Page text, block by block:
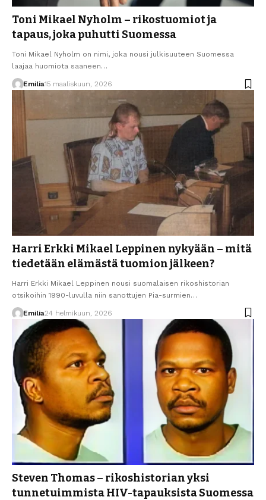
Toni Mikael Nyholm – rikostuomiot ja
tapaus, joka puhutti Suomessa
Toni Mikael Nyholm on nimi, joka nousi julkisuuteen Suomessa
laajaa huomiota saaneen…
Emilia15 maaliskuun, 2026
Harri Erkki Mikael Leppinen nykyään – mitä
tiedetään elämästä tuomion jälkeen?
Harri Erkki Mikael Leppinen nousi suomalaisen rikoshistorian
otsikoihin 1990-luvulla niin sanottujen Pia-surmien…
Emilia24 helmikuun, 2026
Steven Thomas – rikoshistorian yksi
tunnetuimmista HIV-tapauksista Suomessa